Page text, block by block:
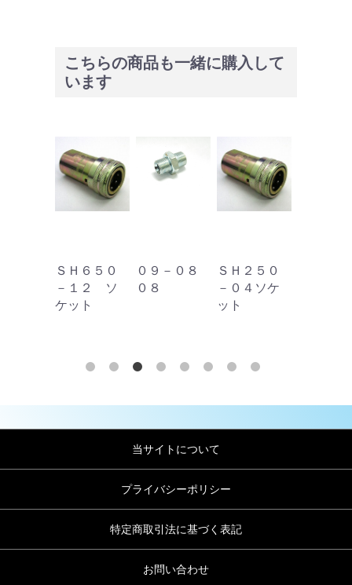
こちらの商品も一緒に購入して
います
ＳＨ６５０
－１２ ソ
ケット
０９－０８
０８
ＳＨ２５０
－０４ソケ
ット
当サイトについて
プライバシーポリシー
特定商取引法に基づく表記
お問い合わせ